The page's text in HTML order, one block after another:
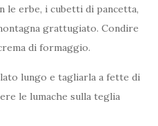
le erbe, i cubetti di pancetta,
grattugiato. Condire
di formaggio.
lungo e tagliarla a fette di
le lumache sulla teglia